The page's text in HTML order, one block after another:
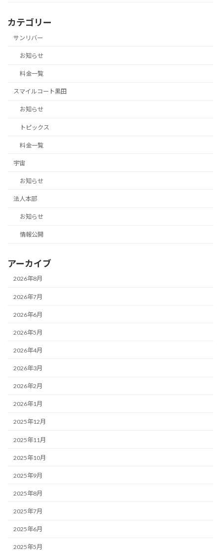
カテゴリー
サンリバー
お知らせ
料金一覧
スマイルコート黒田
お知らせ
トピックス
料金一覧
宇宙
お知らせ
法人本部
お知らせ
情報公開
アーカイブ
2026年8月
2026年7月
2026年6月
2026年5月
2026年4月
2026年3月
2026年2月
2026年1月
2025年12月
2025年11月
2025年10月
2025年9月
2025年8月
2025年7月
2025年6月
2025年5月